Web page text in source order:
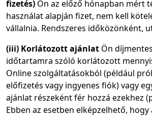
fizetés) Ön az előző hónapban mért
használat alapján fizet, nem kell
vállalnia. Rendszeres időközönként,
(iii) Korlátozott ajánlat Ön
időtartamra szóló korlátozott
Online szolgáltatásokból (például
előfizetés vagy ingyenes fiók) vagy
ajánlat részeként fér hozzá ezekhez
Ebben az esetben elképzelhető, hogy